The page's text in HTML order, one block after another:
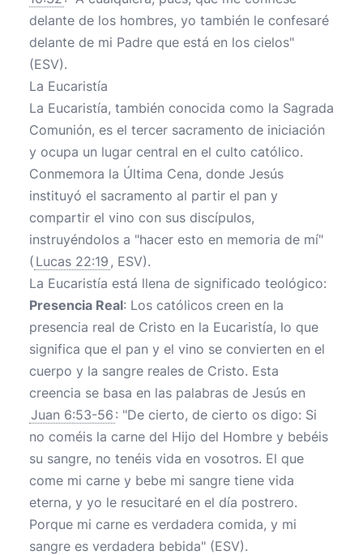
delante de los hombres, yo también le confesaré
delante de mi Padre que está en los cielos"
(ESV).
La Eucaristía
La Eucaristía, también conocida como la Sagrada
Comunión, es el tercer sacramento de iniciación
y ocupa un lugar central en el culto católico.
Conmemora la Última Cena, donde Jesús
instituyó el sacramento al partir el pan y
compartir el vino con sus discípulos,
instruyéndolos a "hacer esto en memoria de mí"
( Lucas 22:19 , ESV).
La Eucaristía está llena de significado teológico:
Presencia Real: Los católicos creen en la
presencia real de Cristo en la Eucaristía, lo que
significa que el pan y el vino se convierten en el
cuerpo y la sangre reales de Cristo. Esta
creencia se basa en las palabras de Jesús en
Juan 6:53-56 : "De cierto, de cierto os digo: Si
no coméis la carne del Hijo del Hombre y bebéis
su sangre, no tenéis vida en vosotros. El que
come mi carne y bebe mi sangre tiene vida
eterna, y yo le resucitaré en el día postrero.
Porque mi carne es verdadera comida, y mi
sangre es verdadera bebida" (ESV).